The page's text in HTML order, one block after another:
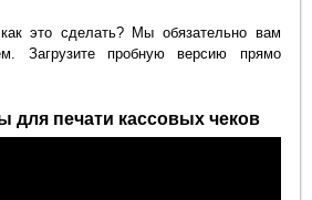
это сделать? Мы обязательно вам
Загрузите пробную версию прямо
для печати кассовых чеков